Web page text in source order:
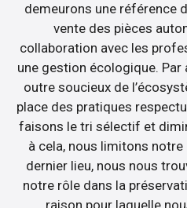
demeurons une référence
vente des pièces
collaboration avec les
une gestion écologique.
outre soucieux de
place des pratiques
faisons le tri sélectif et
à cela, nous limitons notre
dernier lieu, nous nous
notre rôle dans la